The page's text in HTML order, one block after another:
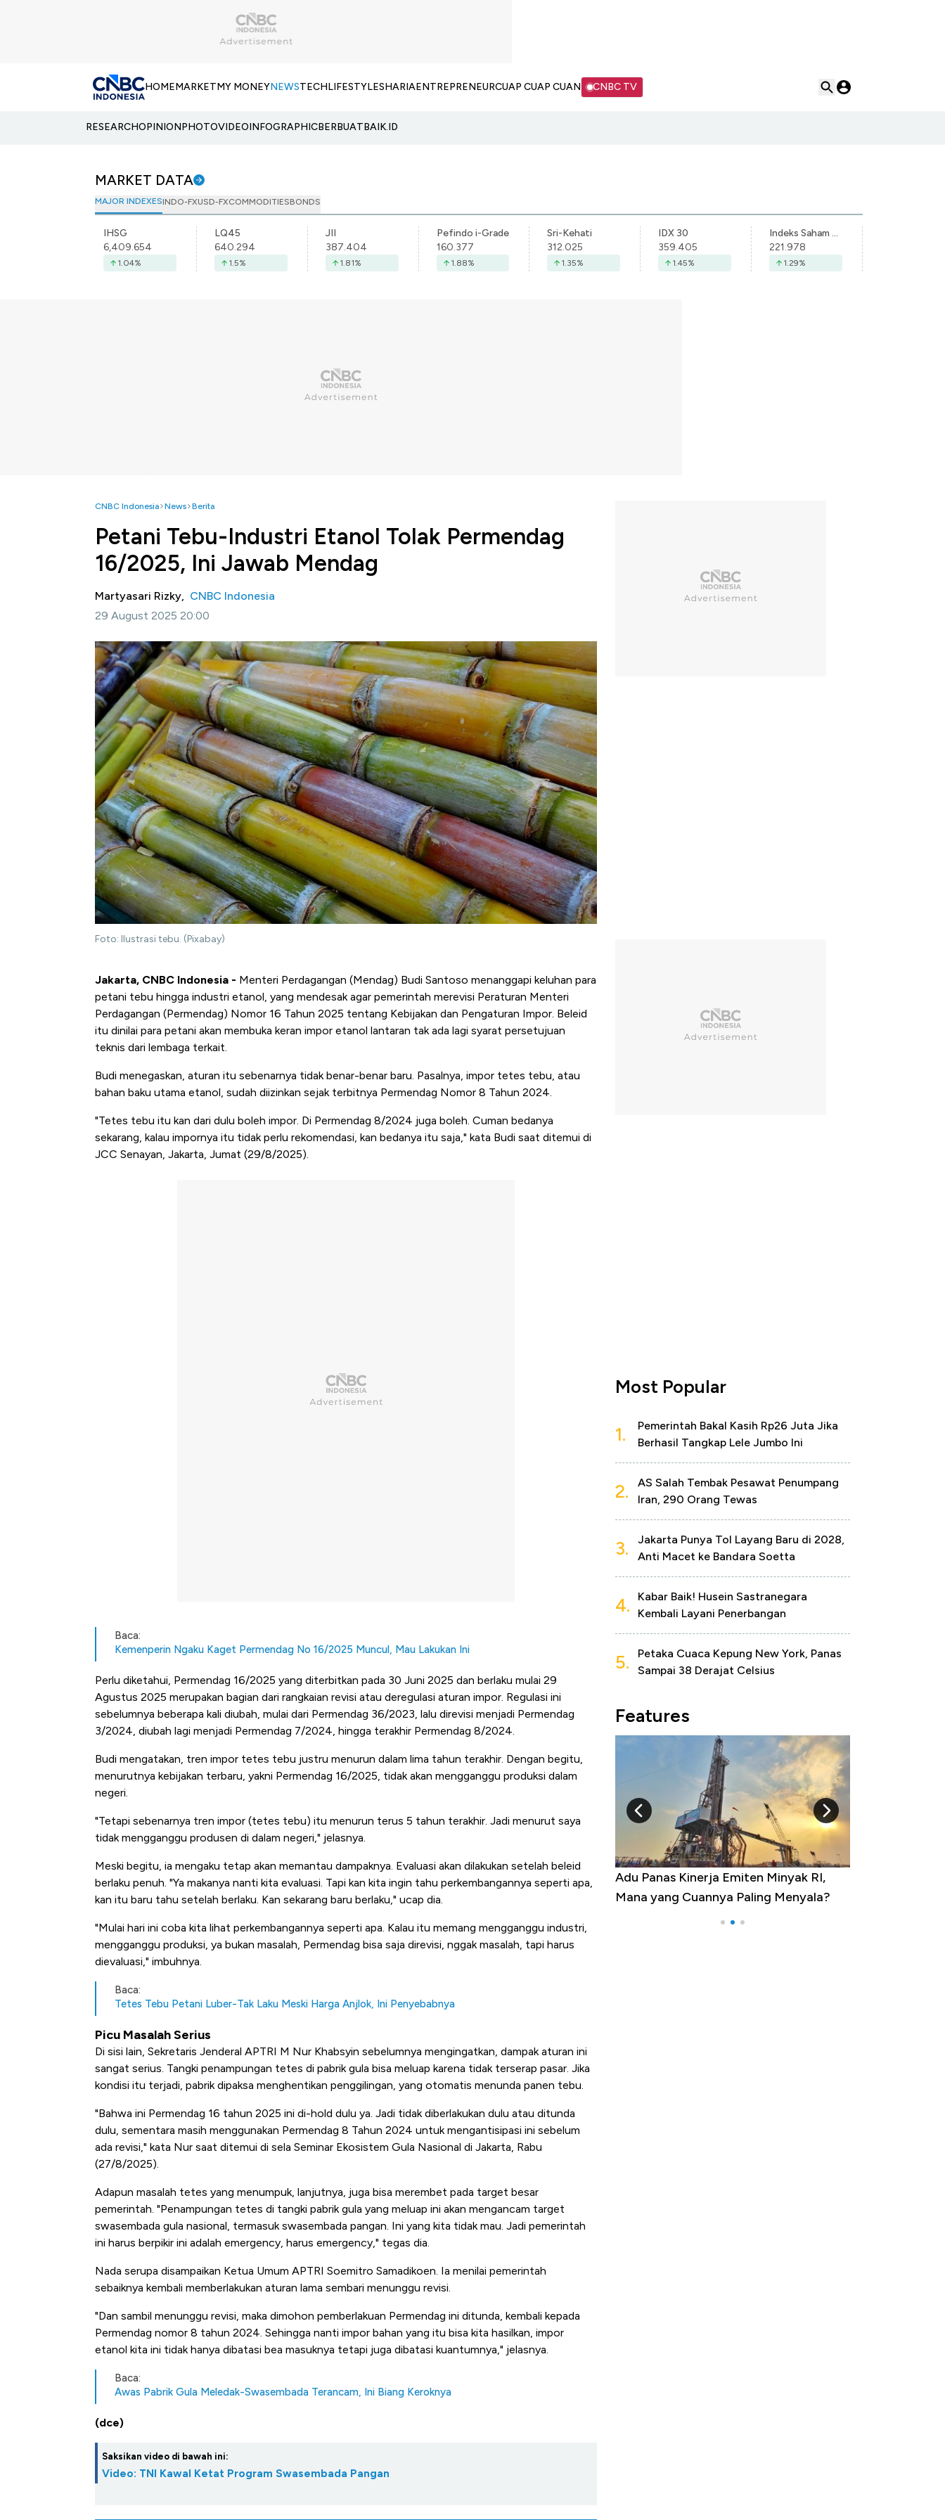
HOMEMARKETMY MONEYNEWSTECHLIFESTYLESHARIAENTREPRENEURCUAP CUAP CUAN CNBC TV
RESEARCHOPINIONPHOTOVIDEOINFOGRAPHICBERBUATBAIK.ID
MARKET DATA
MAJOR INDEXESINDO-FXUSD-FXCOMMODITIESBONDS
IHSG
6,409.654
1.04%
LQ45
640.294
1.5%
JII
387.404
1.81%
Pefindo i-Grade
160.377
1.88%
Sri-Kehati
312.025
1.35%
IDX 30
359.405
1.45%
Indeks Saham Syariah Indonesia
221.978
1.29%
CNBC Indonesia News Berita
Petani Tebu-Industri Etanol Tolak Permendag
16/2025, Ini Jawab Mendag
Martyasari Rizky, CNBC Indonesia
29 August 2025 20:00
Foto: Ilustrasi tebu. (Pixabay)
Jakarta, CNBC Indonesia - Menteri Perdagangan (Mendag) Budi Santoso menanggapi keluhan para
petani tebu hingga industri etanol, yang mendesak agar pemerintah merevisi Peraturan Menteri
Perdagangan (Permendag) Nomor 16 Tahun 2025 tentang Kebijakan dan Pengaturan Impor. Beleid
itu dinilai para petani akan membuka keran impor etanol lantaran tak ada lagi syarat persetujuan
teknis dari lembaga terkait.
Budi menegaskan, aturan itu sebenarnya tidak benar-benar baru. Pasalnya, impor tetes tebu, atau
bahan baku utama etanol, sudah diizinkan sejak terbitnya Permendag Nomor 8 Tahun 2024.
"Tetes tebu itu kan dari dulu boleh impor. Di Permendag 8/2024 juga boleh. Cuman bedanya
sekarang, kalau impornya itu tidak perlu rekomendasi, kan bedanya itu saja," kata Budi saat ditemui di
JCC Senayan, Jakarta, Jumat (29/8/2025).
Baca:
Kemenperin Ngaku Kaget Permendag No 16/2025 Muncul, Mau Lakukan Ini
Perlu diketahui, Permendag 16/2025 yang diterbitkan pada 30 Juni 2025 dan berlaku mulai 29
Agustus 2025 merupakan bagian dari rangkaian revisi atau deregulasi aturan impor. Regulasi ini
sebelumnya beberapa kali diubah, mulai dari Permendag 36/2023, lalu direvisi menjadi Permendag
3/2024, diubah lagi menjadi Permendag 7/2024, hingga terakhir Permendag 8/2024.
Budi mengatakan, tren impor tetes tebu justru menurun dalam lima tahun terakhir. Dengan begitu,
menurutnya kebijakan terbaru, yakni Permendag 16/2025, tidak akan mengganggu produksi dalam
negeri.
"Tetapi sebenarnya tren impor (tetes tebu) itu menurun terus 5 tahun terakhir. Jadi menurut saya
tidak mengganggu produsen di dalam negeri," jelasnya.
Meski begitu, ia mengaku tetap akan memantau dampaknya. Evaluasi akan dilakukan setelah beleid
berlaku penuh. "Ya makanya nanti kita evaluasi. Tapi kan kita ingin tahu perkembangannya seperti apa,
kan itu baru tahu setelah berlaku. Kan sekarang baru berlaku," ucap dia.
"Mulai hari ini coba kita lihat perkembangannya seperti apa. Kalau itu memang mengganggu industri,
mengganggu produksi, ya bukan masalah, Permendag bisa saja direvisi, nggak masalah, tapi harus
dievaluasi," imbuhnya.
Baca:
Tetes Tebu Petani Luber-Tak Laku Meski Harga Anjlok, Ini Penyebabnya
Picu Masalah Serius
Di sisi lain, Sekretaris Jenderal APTRI M Nur Khabsyin sebelumnya mengingatkan, dampak aturan ini
sangat serius. Tangki penampungan tetes di pabrik gula bisa meluap karena tidak terserap pasar. Jika
kondisi itu terjadi, pabrik dipaksa menghentikan penggilingan, yang otomatis menunda panen tebu.
"Bahwa ini Permendag 16 tahun 2025 ini di-hold dulu ya. Jadi tidak diberlakukan dulu atau ditunda
dulu, sementara masih menggunakan Permendag 8 Tahun 2024 untuk mengantisipasi ini sebelum
ada revisi," kata Nur saat ditemui di sela Seminar Ekosistem Gula Nasional di Jakarta, Rabu
(27/8/2025).
Adapun masalah tetes yang menumpuk, lanjutnya, juga bisa merembet pada target besar
pemerintah. "Penampungan tetes di tangki pabrik gula yang meluap ini akan mengancam target
swasembada gula nasional, termasuk swasembada pangan. Ini yang kita tidak mau. Jadi pemerintah
ini harus berpikir ini adalah emergency, harus emergency," tegas dia.
Nada serupa disampaikan Ketua Umum APTRI Soemitro Samadikoen. Ia menilai pemerintah
sebaiknya kembali memberlakukan aturan lama sembari menunggu revisi.
"Dan sambil menunggu revisi, maka dimohon pemberlakuan Permendag ini ditunda, kembali kepada
Permendag nomor 8 tahun 2024. Sehingga nanti impor bahan yang itu bisa kita hasilkan, impor
etanol kita ini tidak hanya dibatasi bea masuknya tetapi juga dibatasi kuantumnya," jelasnya.
Baca:
Awas Pabrik Gula Meledak-Swasembada Terancam, Ini Biang Keroknya
(dce)
Saksikan video di bawah ini:
Video: TNI Kawal Ketat Program Swasembada Pangan
Most Popular
1.
Pemerintah Bakal Kasih Rp26 Juta Jika
Berhasil Tangkap Lele Jumbo Ini
2.
AS Salah Tembak Pesawat Penumpang
Iran, 290 Orang Tewas
3.
Jakarta Punya Tol Layang Baru di 2028,
Anti Macet ke Bandara Soetta
4.
Kabar Baik! Husein Sastranegara
Kembali Layani Penerbangan
5.
Petaka Cuaca Kepung New York, Panas
Sampai 38 Derajat Celsius
Features
Kongo Tutup Keran Ekspor, Harga
Tembaga Terbang ke Zona Berbahaya
Adu Panas Kinerja Emiten Minyak RI,
Mana yang Cuannya Paling Menyala?